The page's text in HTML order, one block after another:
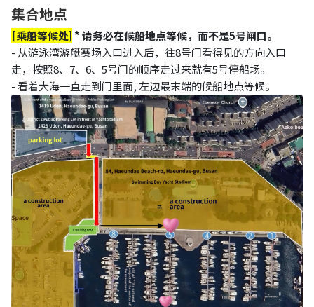
集合地点
[乘船等候处]* 请务必在候船地点等候，而不是5号闸口。
- 从游泳湾游艇赛场入口进入后，往8号门看得见的方向入口
走，按照8、7、6、5号门的顺序走过来就有5号停船场。
- 看着大海一直走到门里面, 左边最末端的候船地点等候。